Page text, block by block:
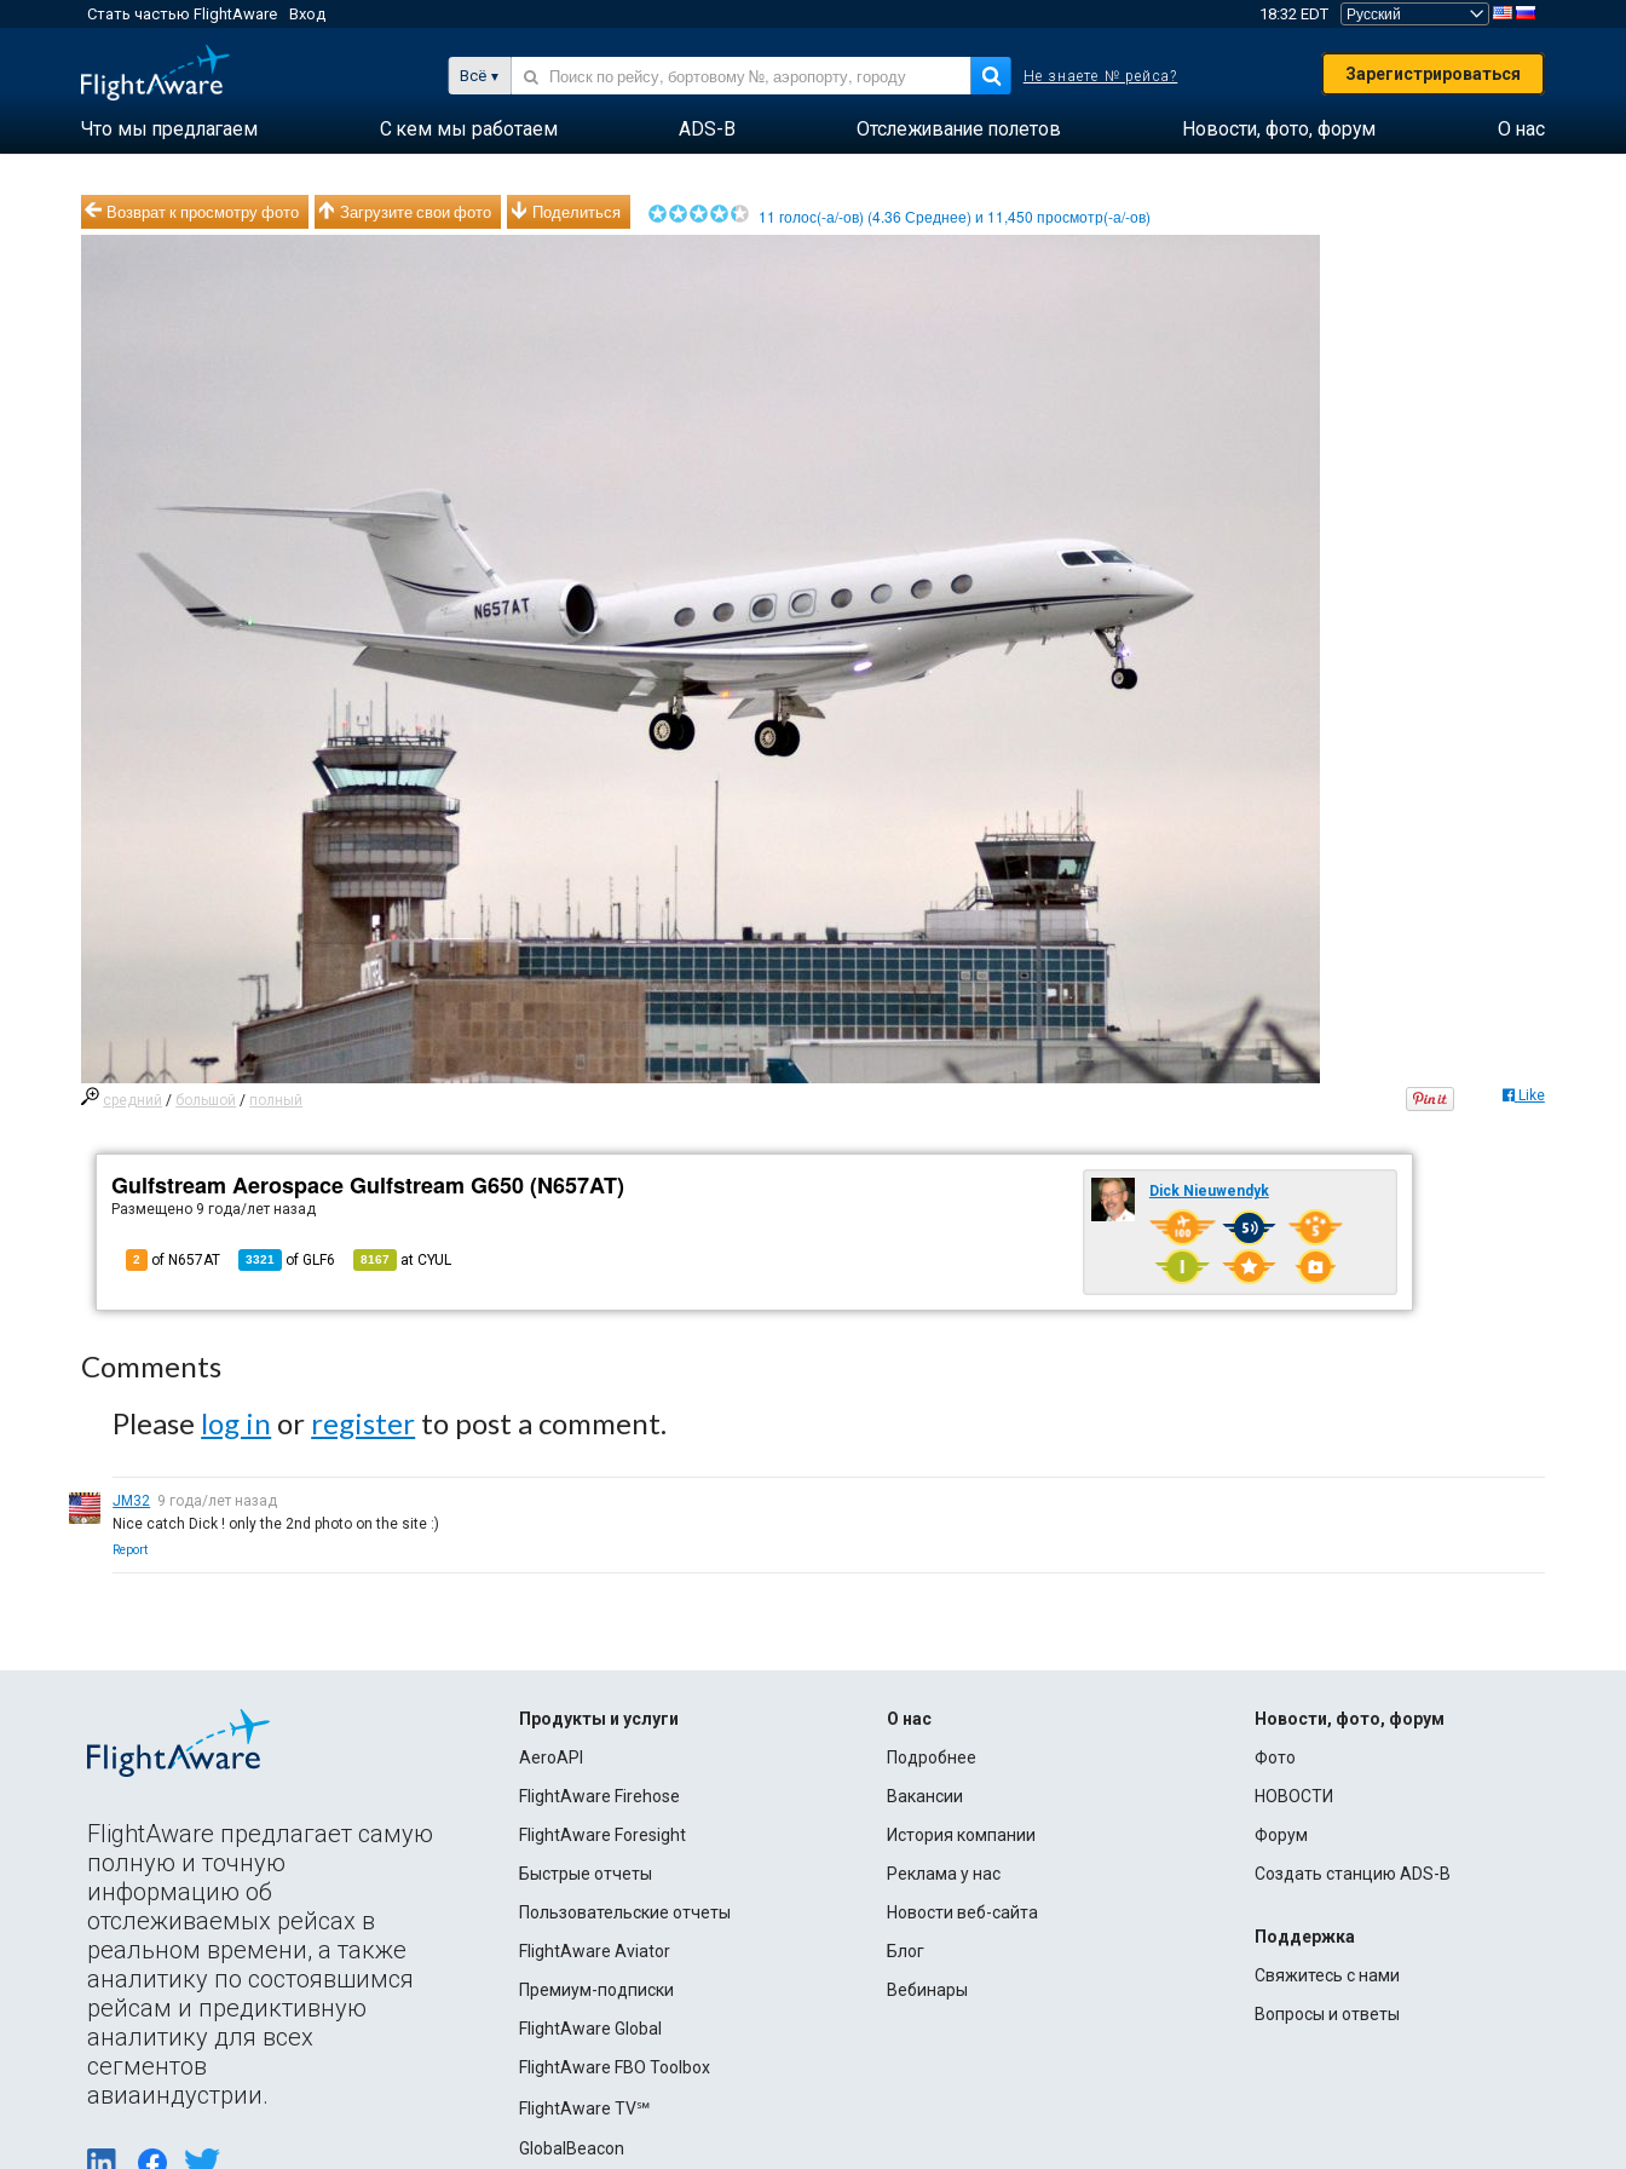
Стать частью FlightAware Вход 18:32 EDT
Всё Не знаете № рейса? Зарегистрироваться
Что мы предлагаем С кем мы работаем ADS-B Отслеживание полетов Новости, фото, форум О нас
Возврат к просмотру фото Загрузите свои фото Поделиться 11 голос(-а/-ов) (4.36 Среднее) и 11,450 просмотр(-а/-ов)
средний / большой / полный Like
Gulfstream Aerospace Gulfstream G650 (N657AT)
Размещено 9 года/лет назад
2 of N657AT 3321 ofGLF6 8167 atCYUL
Dick Nieuwendyk
Comments
Please log in or register to post a comment.
JM32 9 года/лет назад
Nice catch Dick ! only the 2nd photo on the site :)
Report
FlightAware предлагает самую
полную и точную
информацию об
отслеживаемых рейсах в
реальном времени, а также
аналитику по состоявшимся
рейсам и предиктивную
аналитику для всех
сегментов
авиаиндустрии.
Продукты и услуги
AeroAPI
FlightAware Firehose
FlightAware Foresight
Быстрые отчеты
Пользовательские отчеты
FlightAware Aviator
Премиум-подписки
FlightAware Global
FlightAware FBO Toolbox
FlightAware TV℠
GlobalBeacon
О нас
Подробнее
Вакансии
История компании
Реклама у нас
Новости веб-сайта
Блог
Вебинары
Новости, фото, форум
Фото
НОВОСТИ
Форум
Создать станцию ADS-B
Поддержка
Свяжитесь с нами
Вопросы и ответы